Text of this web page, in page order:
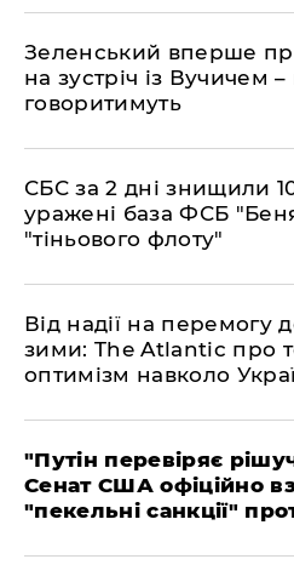
​Зеленський вперше
на зустріч із Вучичем
говоритимуть
​СБС за 2 дні знищили
уражені база ФСБ
"тіньового флоту"
​Від надії на перемогу
зими: The Atlantic про
оптимізм навколо
​"Путін перевіряє
Сенат США офіційно
"пекельні санкції"